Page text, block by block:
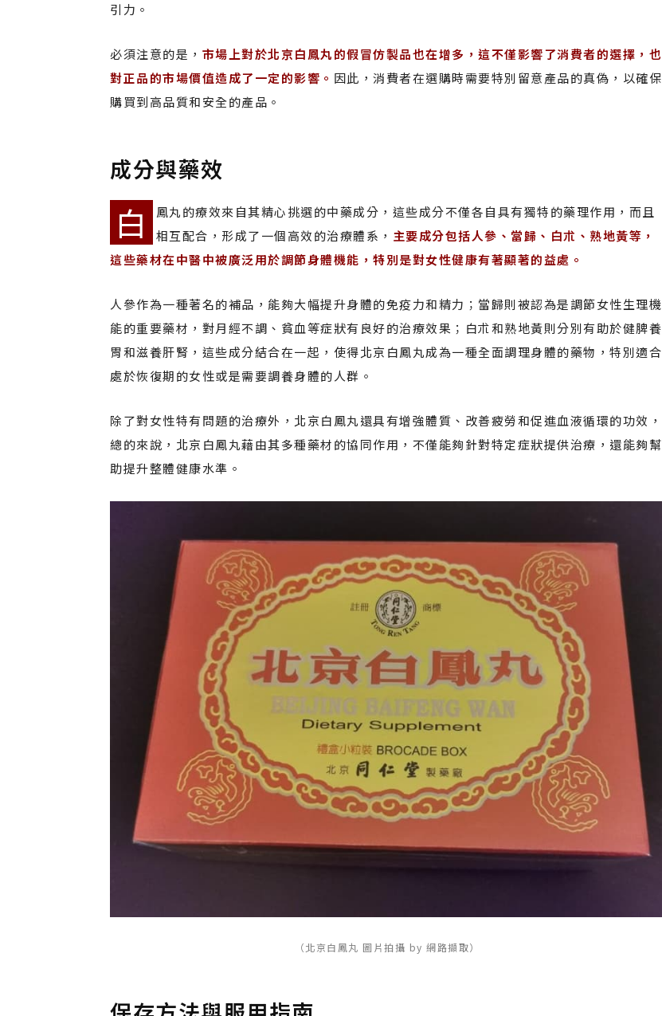
引力。
必須注意的是， 市場上對於北京白鳳丸的假冒仿製品也在增多，這不僅影響了消費者的選擇，也
對正品的市場價值造成了一定的影響。 因此，消費者在選購時需要特別留意產品的真偽，以確保
購買到高品質和安全的產品。
成分與藥效
白
鳳丸的療效來自其精心挑選的中藥成分，這些成分不僅各自具有獨特的藥理作用，而且
相互配合，形成了一個高效的治療體系， 主要成分包括人參、當歸、白朮、熟地黃等，
這些藥材在中醫中被廣泛用於調節身體機能，特別是對女性健康有著顯著的益處。
人參作為一種著名的補品，能夠大幅提升身體的免疫力和精力；當歸則被認為是調節女性生理機
能的重要藥材，對月經不調、貧血等症狀有良好的治療效果；白朮和熟地黃則分別有助於健脾養
胃和滋養肝腎，這些成分結合在一起，使得北京白鳳丸成為一種全面調理身體的藥物，特別適合
處於恢復期的女性或是需要調養身體的人群。
除了對女性特有問題的治療外，北京白鳳丸還具有增強體質、改善疲勞和促進血液循環的功效，
總的來說，北京白鳳丸藉由其多種藥材的協同作用，不僅能夠針對特定症狀提供治療，還能夠幫
助提升整體健康水準。
（北京白鳳丸 圖片拍攝 by 網路擷取）